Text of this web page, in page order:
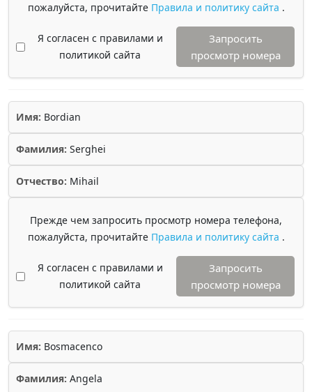
пожалуйста, прочитайте Правила и политику сайта .
Я согласен с правилами и
политикой сайта
Запросить
просмотр номера
Имя: Bordian
Фамилия: Serghei
Отчество: Mihail
Прежде чем запросить просмотр номера телефона,
пожалуйста, прочитайте Правила и политику сайта .
Я согласен с правилами и
политикой сайта
Запросить
просмотр номера
Имя: Bosmacenco
Фамилия: Angela